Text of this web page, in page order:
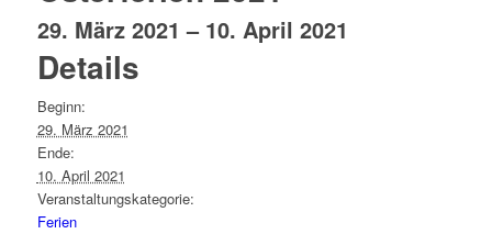
29. März 2021 – 10. April 2021
Details
Beginn:
29. März 2021
Ende:
10. April 2021
Veranstaltungskategorie:
Ferien